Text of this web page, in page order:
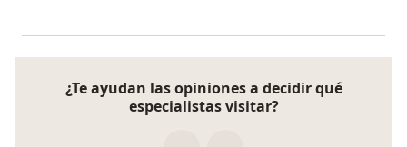
¿Te ayudan las opiniones a decidir qué
especialistas visitar?